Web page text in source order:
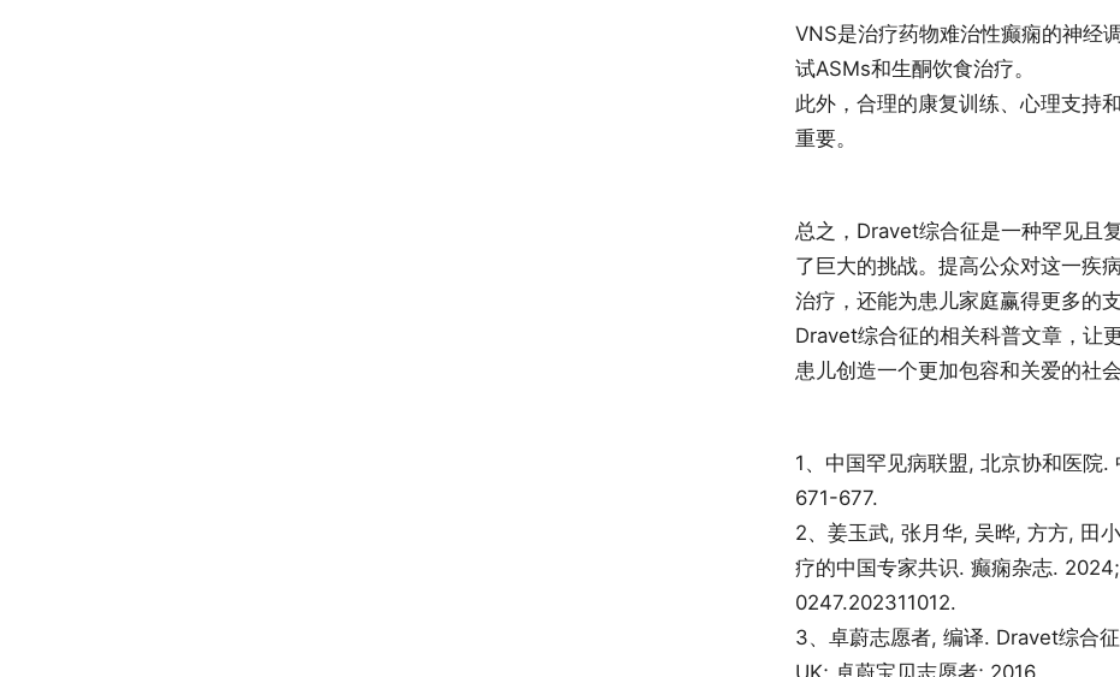
VNS是治疗药物难治性癫痫的神经
试ASMs和生酮饮食治疗。
此外，合理的康复训练、心理支持
重要。
总之，Dravet综合征是一种罕见且
了巨大的挑战。提高公众对这一疾
治疗，还能为患儿家庭赢得更多的
Dravet综合征的相关科普文章，让
患儿创造一个更加包容和关爱的社会
1、中国罕见病联盟, 北京协和医院
671-677.
2、姜玉武, 张月华, 吴晔, 方方, 田
疗的中国专家共识. 癫痫杂志.
0247.202311012.
3、卓蔚志愿者, 编译. Dravet综合
UK; 卓蔚宝贝志愿者; 2016.